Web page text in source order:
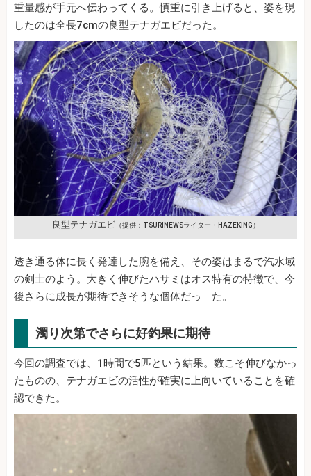
重量感が手元へ伝わってくる。慎重に引き上げると、姿を現
したのは全長7cmの良型テナガエビだった。
良型テナガエビ （提供：TSURINEWSライター・HAZEKING）
透き通る体に長く発達した腕を備え、その姿はまるで汽水域
の剣士のよう。大きく伸びたハサミはオス特有の特徴で、今
後さらに成長が期待できそうな個体だっ た。
濁り次第でさらに好釣果に期待
今回の調査では、1時間で5匹という結果。数こそ伸びなかっ
たものの、テナガエビの活性が確実に上向いていることを確
認できた。